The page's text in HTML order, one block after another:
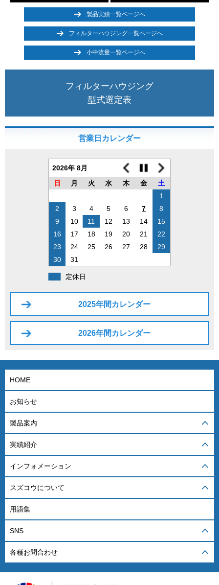
製品実績一覧ページへ
フィルターハウジング一覧ページへ
小中流量一覧ページへ
フィルターハウジング
型式選定表
営業日カレンダー
2026年 8月
日
月 火 水 木 金
土
1
2
3 4 5 6 7
8
9
10 11 12 13 14
15
16
17 18 19 20 21
22
23
24 25 26 27 28
29
30
31
定休日
2025年間カレンダー
2026年間カレンダー
HOME
お知らせ
製品案内
実績紹介
インフォメーション
スズコウについて
用語集
SNS
各種お問合わせ